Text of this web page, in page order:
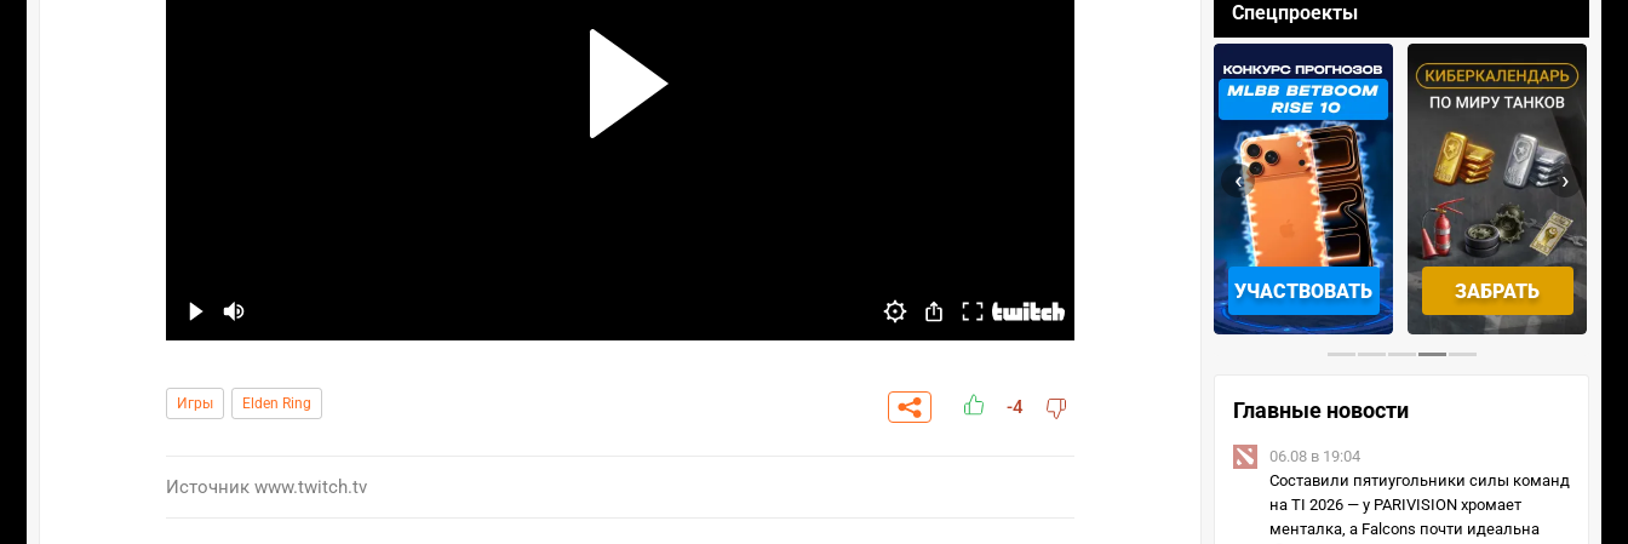
Игры Elden Ring -4
Источник www.twitch.tv
Спецпроекты
IOS
УЧАСТВОВАТЬ ЗАБРАТЬ
‹ ›
Главные новости
06.08 в 19:04
Составили пятиугольники силы команд
на TI 2026 — у PARIVISION хромает
менталка, а Falcons почти идеальна